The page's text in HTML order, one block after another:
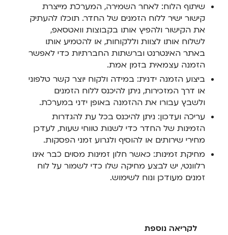
שיתוף הלוח: לאחר השמירה, המערכת מייצרת
קישור ישיר ללוח הזמנים של החדר. תוכלו להעתיק
את הקישור ולהפיץ אותו בקבוצות וואטסאפ,
לשלוח אותו לצוות וללקוחות, או להטמיע אותו
באתר האינטרנט וברשתות החברתיות כדי לאפשר
הזמנה עצמאית בזמן אמת.
ביצוע הזמנה ידנית: במידה ולקוח יוצר קשר טלפוני
או דרך המזכירות, ניתן להיכנס ללוח הזמנים
ולשבץ עבורו את ההזמנה באופן ידני במערכת.
עריכה ועדכון: ניתן להיכנס בכל עת להגדרות
הזמינות של החדר כדי לשנות טווחי שעות, לעדכן
מחירי שירותים או להוסיף ולגרוע זמני הפסקות.
מחיקת זמינות: כאשר חלון זמינות מסוים כבר אינו
רלוונטי, יש לבצע מחיקה שלו כדי לשמור על לוח
זמנים מעודכן ונוח לשימוש.
לקריאה נוספת